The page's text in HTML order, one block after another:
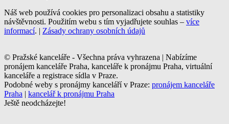
Náš web používá cookies pro personalizaci obsahu a statistiky
návštěvnosti. Použitím webu s tím vyjadřujete souhlas – více
informací. | Zásady ochrany osobních údajů
© Pražské kanceláře - Všechna práva vyhrazena | Nabízíme
pronájem kanceláře Praha, kanceláře k pronájmu Praha, virtuální
kanceláře a registrace sídla v Praze.
Podobné weby s pronájmy kanceláří v Praze: pronájem kanceláře
Praha | kancelář k pronájmu Praha
Ještě neodcházejte!